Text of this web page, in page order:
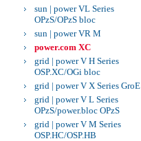
sun | power VL Series
OPzS/OPzS bloc
sun | power VR M
power.com XC
grid | power V H Series
OSP.XC/OGi bloc
grid | power V X Series GroE
grid | power V L Series
OPzS/power.bloc OPzS
grid | power V M Series
OSP.HC/OSP.HB